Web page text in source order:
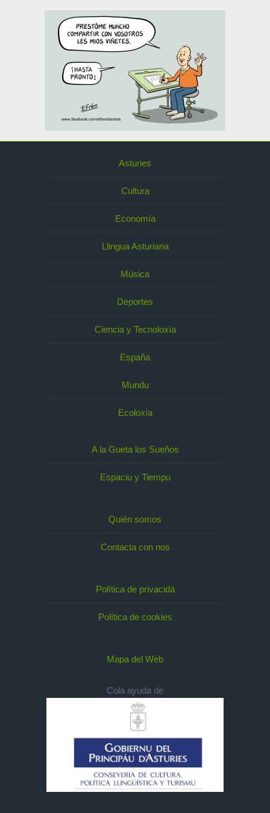
Asturies
Cultura
Economía
Llingua Asturiana
Música
Deportes
Ciencia y Tecnoloxía
España
Mundu
Ecoloxía
A la Gueta los Sueños
Espaciu y Tiempu
Quién somos
Contacta con nos
Política de privacidá
Política de cookies
Mapa del Web
Cola ayuda de